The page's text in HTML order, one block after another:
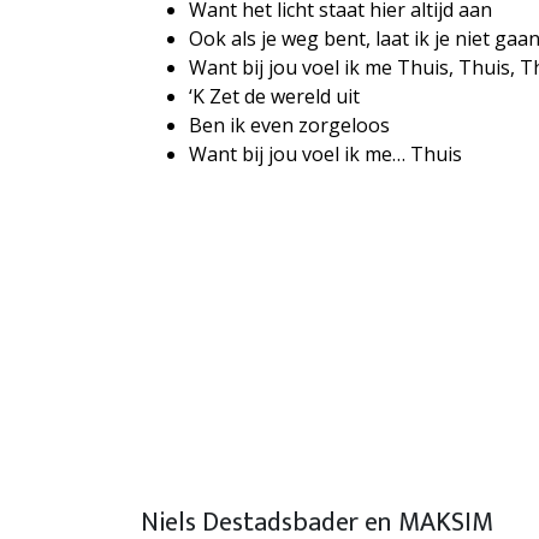
Want het licht staat hier altijd aan
Ook als je weg bent, laat ik je niet gaan
Want bij jou voel ik me Thuis, Thuis,
‘K Zet de wereld uit
Ben ik even zorgeloos
Want bij jou voel ik me… Thuis
Niels Destadsbader en MAKSIM